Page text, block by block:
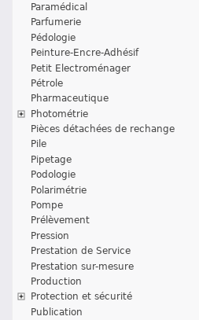
Paramédical
Parfumerie
Pédologie
Peinture-Encre-Adhésif
Petit Electroménager
Pétrole
Pharmaceutique
Photométrie
Pièces détachées de rechange
Pile
Pipetage
Podologie
Polarimétrie
Pompe
Prélèvement
Pression
Prestation de Service
Prestation sur-mesure
Production
Protection et sécurité
Publication